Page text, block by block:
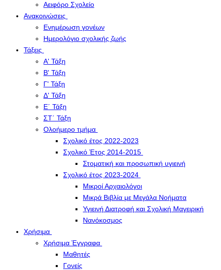
Αειφόρο Σχολείο
Ανακοινώσεις
Ενημέρωση γονέων
Ημερολόγιο σχολικής ζωής
Τάξεις
Α' Τάξη
Β' Τάξη
Γ' Τάξη
Δ' Τάξη
Ε΄ Τάξη
ΣΤ΄ Τάξη
Ολοήμερο τμήμα
Σχολικό έτος 2022-2023
Σχολικό Έτος 2014-2015
Στοματική και προσωπική υγιεινή
Σχολικό έτος 2023-2024
Μικροί Αρχαιολόγοι
Μικρά Βιβλία με Μεγάλα Νοήματα
Υγιεινή Διατροφή και Σχολική Μαγειρική
Νανόκοσμος
Χρήσιμα
Χρήσιμα Έγγραφα
Μαθητές
Γονείς